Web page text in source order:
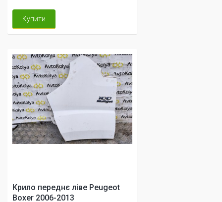
Купити
Крило переднє ліве Peugeot
Boxer 2006-2013